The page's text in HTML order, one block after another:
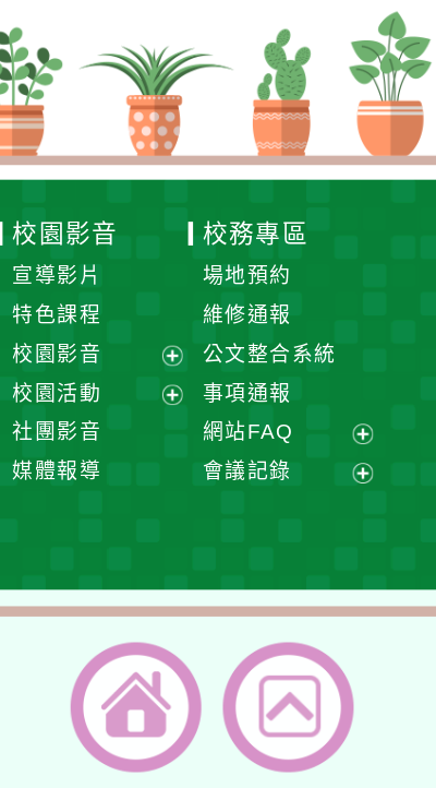
校園影音
宣導影片
特色課程
校園影音
展
校園活動
社團影音
媒體報導
校務專區
場地預約
維修通報
公文整合系統
事項通報
網站FAQ
展
會議記錄
單